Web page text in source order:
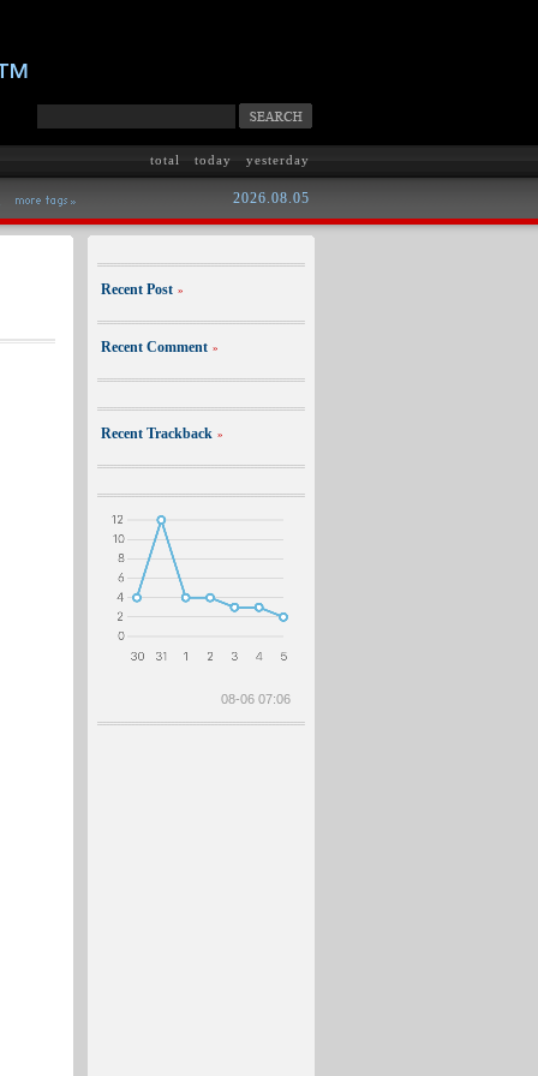
total today yesterday
2026.08.05
Recent Post »
Recent Comment »
Recent Trackback »
08-06 07:06